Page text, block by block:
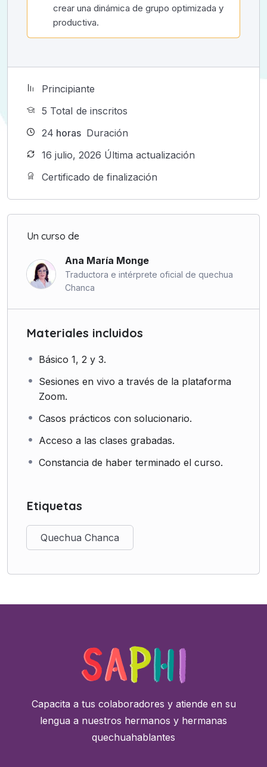
crear una dinámica de grupo optimizada y
productiva.
Principiante
5 TotaI de inscritos
24 horas Duración
16 julio, 2026 Última actualización
Certificado de finalización
Un curso de
Ana María Monge
Traductora e intérprete oficial de quechua
Chanca
Materiales incluidos
Básico 1, 2 y 3.
Sesiones en vivo a través de la plataforma
Zoom.
Casos prácticos con solucionario.
Acceso a las clases grabadas.
Constancia de haber terminado el curso.
Etiquetas
Quechua Chanca
Capacita a tus colaboradores y atiende en su
lengua a nuestros hermanos y hermanas
quechuahablantes